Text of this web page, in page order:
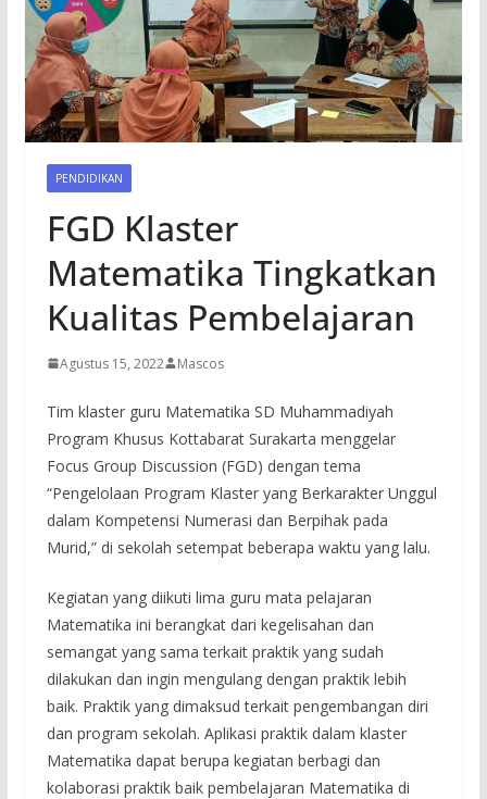
PENDIDIKAN
FGD Klaster
Matematika Tingkatkan
Kualitas Pembelajaran
Agustus 15, 2022 Mascos
Tim klaster guru Matematika SD Muhammadiyah
Program Khusus Kottabarat Surakarta menggelar
Focus Group Discussion (FGD) dengan tema
“Pengelolaan Program Klaster yang Berkarakter Unggul
dalam Kompetensi Numerasi dan Berpihak pada
Murid,” di sekolah setempat beberapa waktu yang lalu.
Kegiatan yang diikuti lima guru mata pelajaran
Matematika ini berangkat dari kegelisahan dan
semangat yang sama terkait praktik yang sudah
dilakukan dan ingin mengulang dengan praktik lebih
baik. Praktik yang dimaksud terkait pengembangan diri
dan program sekolah. Aplikasi praktik dalam klaster
Matematika dapat berupa kegiatan berbagi dan
kolaborasi praktik baik pembelajaran Matematika di